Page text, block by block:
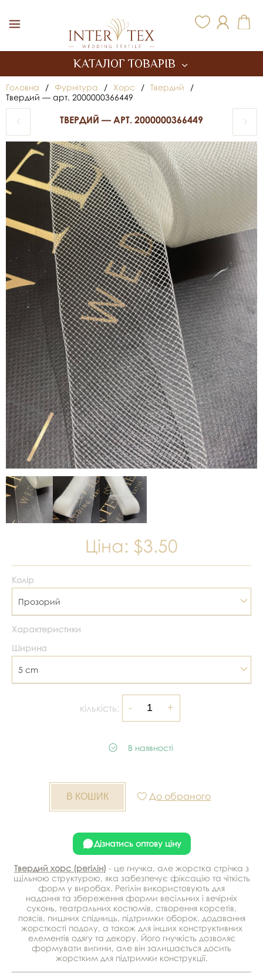
КАТАЛОГ ТОВАРІВ
Головна / Фурнітура / Хорс / Твердий
/
Твердий — арт. 2000000366449
ТВЕРДИЙ — АРТ. 2000000366449
Ціна: $3.50
Колір
Прозорий
Характеристики
Ширина
5 cm
кількість:
В наявності
До обраного
Дізнатись оптову ціну
Твердий хорс (регілін) - це гнучка, але жорстка стрічка з
щільною структурою, яка забезпечує фіксацію та чіткість
форм у виробах. Регілін використовують для
надання та збереження форми весільних і вечірніх
суконь, театральних костюмів, створення корсетів,
поясів, пишних спідниць, підтримки оборок, додавання
жорсткості подолу, а також для інших конструктивних
елементів одягу та декору. Його гнучкість дозволяє
формувати вигини, але він залишається досить
жорстким для підтримки конструкції.